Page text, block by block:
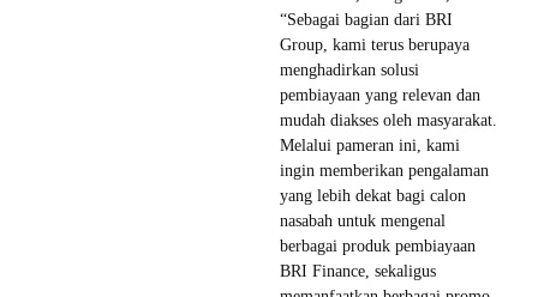
“Sebagai bagian dari BRI
Group, kami terus berupaya
menghadirkan solusi
pembiayaan yang relevan dan
mudah diakses oleh masyarakat.
Melalui pameran ini, kami
ingin memberikan pengalaman
yang lebih dekat bagi calon
nasabah untuk mengenal
berbagai produk pembiayaan
BRI Finance, sekaligus